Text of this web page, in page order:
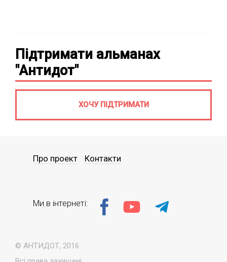
Підтримати альманах
"Антидот"
ХОЧУ ПІДТРИМАТИ
© АНТИДОТ, 2016
Про проект Контакти
Ми в інтернеті: